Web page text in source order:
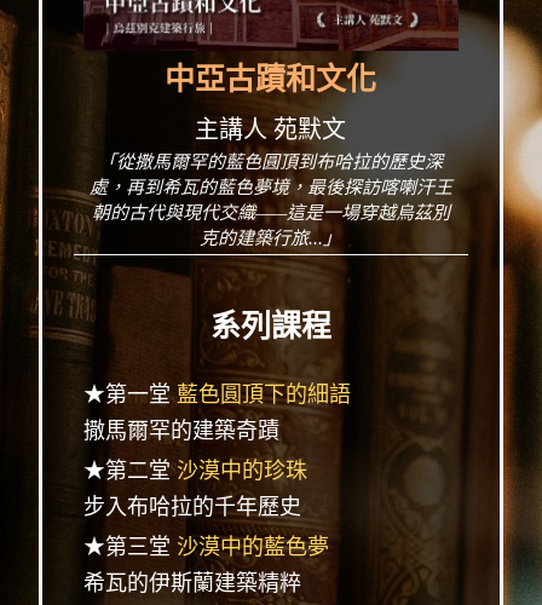
中亞古蹟和文化
主講人 苑默文
「從撒馬爾罕的藍色圓頂到布哈拉的歷史深
處，再到希瓦的藍色夢境，最後探訪喀喇汗王
朝的古代與現代交織——這是一場穿越烏茲別
克的建築行旅...」
系列課程
★第一堂藍色圓頂下的細語
撒馬爾罕的建築奇蹟
★第二堂沙漠中的珍珠
步入布哈拉的千年歷史
★第三堂 沙漠中的藍色夢
希瓦的伊斯蘭建築精粹